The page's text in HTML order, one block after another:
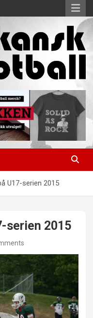
U17-serien 2015
serien 2015